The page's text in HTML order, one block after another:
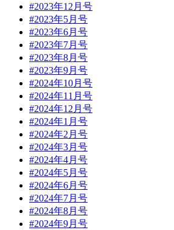
#2023年12月号
#2023年5月号
#2023年6月号
#2023年7月号
#2023年8月号
#2023年9月号
#2024年10月号
#2024年11月号
#2024年12月号
#2024年1月号
#2024年2月号
#2024年3月号
#2024年4月号
#2024年5月号
#2024年6月号
#2024年7月号
#2024年8月号
#2024年9月号